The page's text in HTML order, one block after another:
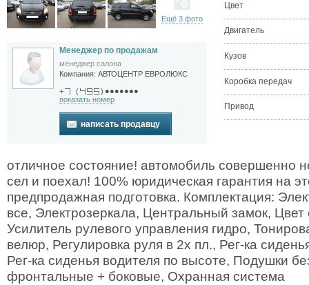
Ещё 3 фото
Менеджер по продажам
менеджер салона
Компания: АВТОЦЕНТР ЕВРОЛЮКС
+ ( ) ●●●●●●●
показать номер
написать продавцу
Цвет
Двигатель
Кузов
Коробка передач
Привод
отличное состояние! автомобиль совершенно
сел и поехал! 100% юридическая гарантия на
предпродажная подготовка. Комплектация:
все, Электрозеркала, Центральный замок,
Усилитель рулевого управления гидро,
велюр, Регулировка руля в 2х пл., Рег-ка
Рег-ка сиденья водителя по высоте, Подушки
фронтальные + боковые, Охранная система